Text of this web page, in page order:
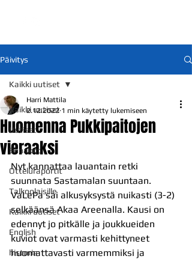
Päivitys
Kaikki uutiset
Uutiset
Ennakot
Otteluraportit
Talkoolaisille
Kaikki uutiset
English
historia
Kaikki uutiset
Huomenna Pukkipaitojen
vieraaksi
Harri Mattila
2.12.2022 1 min käytetty lukemiseen
Nyt kannattaa lauantain retki
suunnata Sastamalan suuntaan.
VaLePa sai alkusyksystä nuikasti (3-2)
selkäänsä Akaa Areenalla. Kausi on
edennyt jo pitkälle ja joukkueiden
kuviot ovat varmasti kehittyneet
huomattavasti varmemmiksi ja